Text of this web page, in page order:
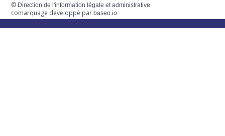
© Direction de l'information légale et administrative
comarquage developpé parbaseo.io